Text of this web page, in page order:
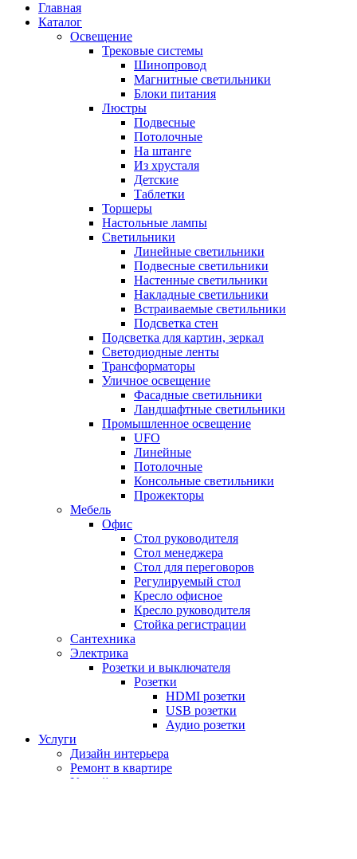
Главная
Каталог
Освещение
Трековые системы
Шинопровод
Магнитные светильники
Блоки питания
Люстры
Подвесные
Потолочные
На штанге
Из хрусталя
Детские
Таблетки
Торшеры
Настольные лампы
Светильники
Линейные светильники
Подвесные светильники
Настенные светильники
Накладные светильники
Встраиваемые светильники
Подсветка стен
Подсветка для картин, зеркал
Светодиодные ленты
Трансформаторы
Уличное освещение
Фасадные светильники
Ландшафтные светильники
Промышленное освещение
UFO
Линейные
Потолочные
Консольные светильники
Прожекторы
Мебель
Офис
Стол руководителя
Стол менеджера
Стол для переговоров
Регулируемый стол
Кресло офисное
Кресло руководителя
Стойка регистрации
Сантехника
Электрика
Розетки и выключателя
Розетки
HDMI розетки
USB розетки
Аудио розетки
Услуги
Дизайн интерьера
Ремонт в квартире
Умный дом